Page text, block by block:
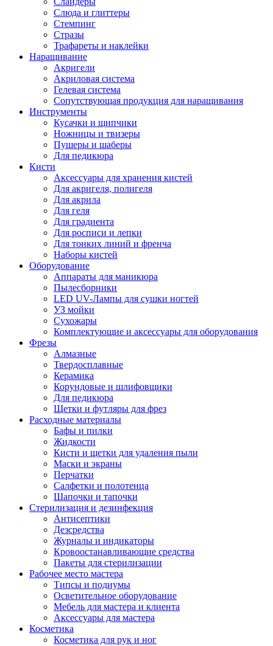
Слюда и глиттеры
Стемпинг
Стразы
Трафареты и наклейки
Наращивание
Акригели
Акриловая система
Гелевая система
Сопутствующая продукция для наращивания
Инструменты
Кусачки и щипчики
Ножницы и твизеры
Пушеры и шаберы
Для педикюра
Кисти
Аксессуары для хранения кистей
Для акригеля, полигеля
Для акрила
Для геля
Для градиента
Для росписи и лепки
Для тонких линий и френча
Наборы кистей
Оборудование
Аппараты для маникюра
Пылесборники
LED UV-Лампы для сушки ногтей
УЗ мойки
Сухожары
Комплектующие и аксессуары для оборудования
Фрезы
Алмазные
Твердосплавные
Керамика
Корундовые и шлифовщики
Для педикюра
Щетки и футляры для фрез
Расходные материалы
Бафы и пилки
Жидкости
Кисти и щетки для удаления пыли
Маски и экраны
Перчатки
Салфетки и полотенца
Шапочки и тапочки
Стерилизация и дезинфекция
Антисептики
Дезсредства
Журналы и индикаторы
Кровоостанавливающие средства
Пакеты для стерилизации
Рабочее место мастера
Типсы и подиумы
Осветительное оборудование
Мебель для мастера и клиента
Аксессуары для мастера
Косметика
Косметика для рук и ног